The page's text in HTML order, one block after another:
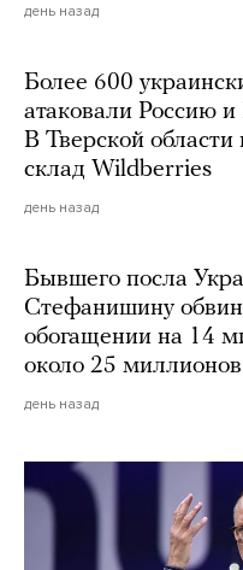
день назад
Более 600
атаковали Россию
В Тверской области
склад Wildberries
день назад
Бывшего посла
Стефанишину
обогащении на 14
около 25
день назад